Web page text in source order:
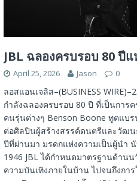
JBL ฉลองครบรอบ 80 ปีแ
April 25, 2026 Jason 0
ลอสแอนเจลิส–(BUSINESS
กำลังฉลองครบรอบ 80 ปี ที่เป็นการ
คนรุ่นต่างๆ Benson Boone ทูตแบ
ต่อศิลปินผู้สร้างสรรค์ดนตรีและวัฒน
ปีที่ผ่านมา มรดกแห่งความเป็นผู้นำ
1946 JBL ได้กำหนดมาตรฐานด้าน
ความบันเทิงภายในบ้าน ไปจนถึงกา